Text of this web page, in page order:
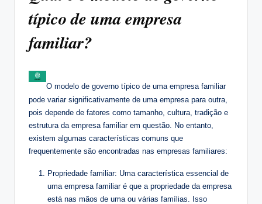
típico de uma empresa
familiar?
O modelo de governo típico de uma empresa familiar
pode variar significativamente de uma empresa para outra,
pois depende de fatores como tamanho, cultura, tradição e
estrutura da empresa familiar em questão. No entanto,
existem algumas características comuns que
frequentemente são encontradas nas empresas familiares:
Propriedade familiar: Uma característica essencial de
uma empresa familiar é que a propriedade da empresa
está nas mãos de uma ou várias famílias. Isso